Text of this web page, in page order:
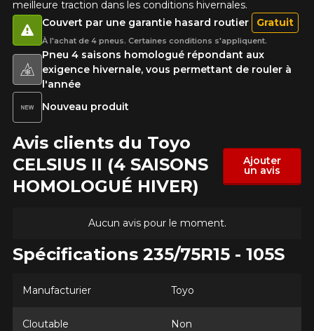
meilleure traction dans les conditions hivernales.
Pneu 4 saisons homologué répondant aux
exigence hivernale, vous permettant de rouler à
l'année
Nouveau produit
Couvert par une garantie hasard routier Gratuit
À l'achat de 4 pneus. Certaines conditions s'appliquent.
Avis clients du Toyo
CELSIUS II (4 SAISONS
HOMOLOGUÉ HIVER)
Ajouter
un avis
Aucun avis pour le moment.
Spécifications 235/75R15 - 105S
Manufacturier Toyo
Cloutable Non